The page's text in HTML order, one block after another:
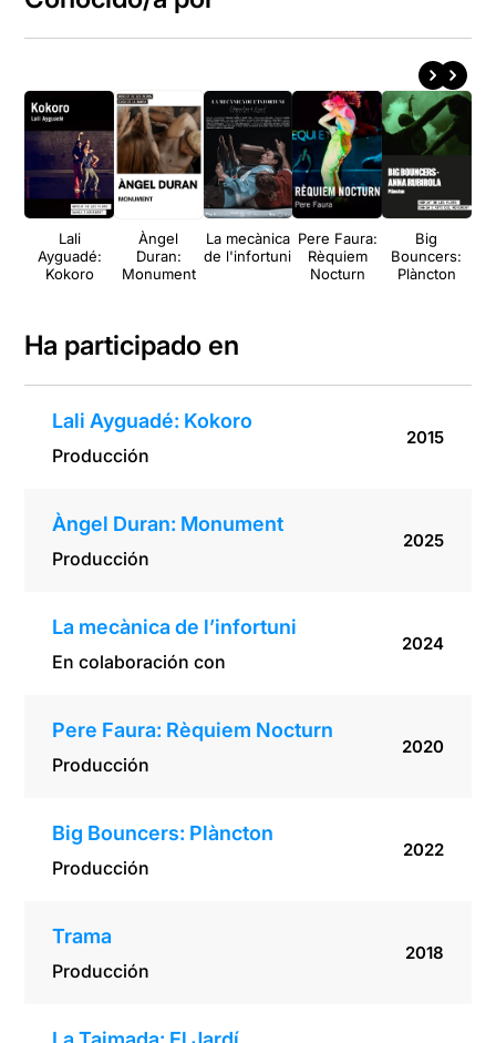
Lali
Ayguadé:
Kokoro
Àngel
Duran:
Monument
La mecànica
de l'infortuni
Pere Faura:
Rèquiem
Nocturn
Big
Bouncers:
Plàncton
Ha participado en
Lali Ayguadé: Kokoro
Producción
2015
Àngel Duran: Monument
Producción
2025
La mecànica de l’infortuni
En colaboración con
2024
Pere Faura: Rèquiem Nocturn
Producción
2020
Big Bouncers: Plàncton
Producción
2022
Trama
Producción
2018